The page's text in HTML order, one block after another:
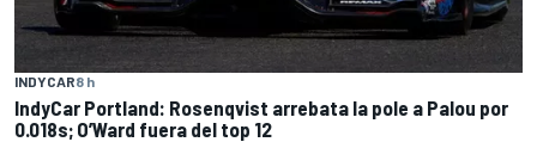
INDYCAR8 h
IndyCar Portland: Rosenqvist arrebata la pole a Palou por
0.018s; O’Ward fuera del top 12